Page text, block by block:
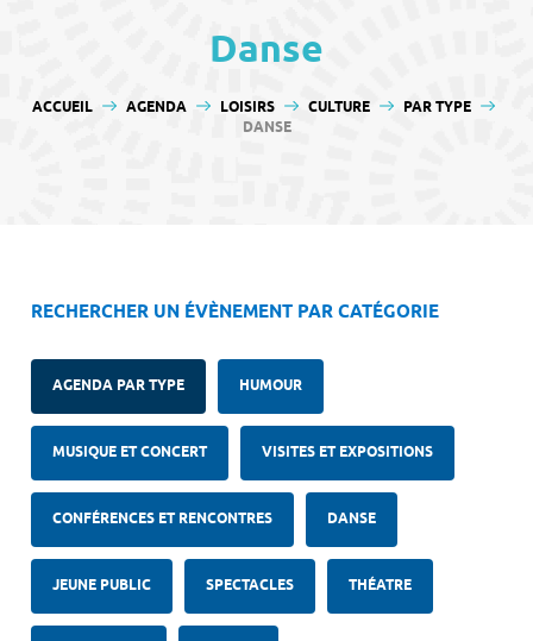
Danse
VOUS ÊTES ICI :
ACCUEIL AGENDA LOISIRS CULTURE
PAR TYPE
DANSE
RECHERCHER UN ÉVÈNEMENT PAR CATÉGORIE
AGENDA PAR TYPE HUMOUR
MUSIQUE ET CONCERT VISITES ET EXPOSITIONS
CONFÉRENCES ET RENCONTRES DANSE
JEUNE PUBLIC SPECTACLES THÉATRE